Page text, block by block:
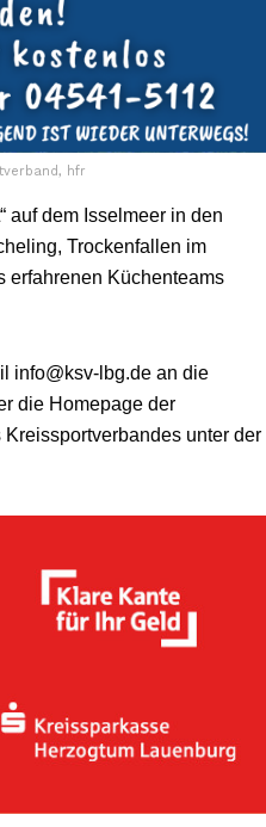
hfr
auf dem Isselmeer in den
Trockenfallen im
erfahrenen Küchenteams
info@ksv-lbg.de an die
die Homepage der
unter der